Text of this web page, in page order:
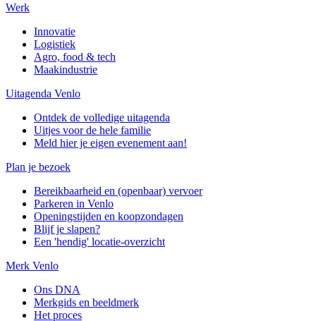
Werk
Innovatie
Logistiek
Agro, food & tech
Maakindustrie
Uitagenda Venlo
Ontdek de volledige uitagenda
Uitjes voor de hele familie
Meld hier je eigen evenement aan!
Plan je bezoek
Bereikbaarheid en (openbaar) vervoer
Parkeren in Venlo
Openingstijden en koopzondagen
Blijf je slapen?
Een 'hendig' locatie-overzicht
Merk Venlo
Ons DNA
Merkgids en beeldmerk
Het proces